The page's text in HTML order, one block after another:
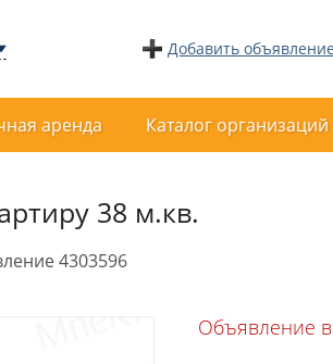
Добавить
аренда Каталог организаций
38 м.кв.
4303596
Объявление